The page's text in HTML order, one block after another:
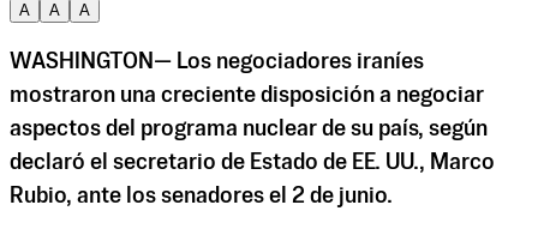
A
A A
WASHINGTON— Los negociadores iraníes
mostraron una creciente disposición a negociar
aspectos del programa nuclear de su país, según
declaró el secretario de Estado de EE. UU., Marco
Rubio, ante los senadores el 2 de junio.